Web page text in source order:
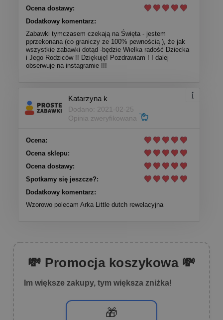
Ocena dostawy:
Dodatkowy komentarz:
Zabawki tymczasem czekają na Święta - jestem
pprzekonana (co graniczy ze 100% pewnością ), że jak
wszystkie zabawki dotąd -będzie Wielka radość Dziecka
i Jego Rodziców !! Dziękuję! Pozdrawiam ! I dalej
obserwuję na instagramie !!!
Katarzyna k
Dodano: 2021-02-25
Opinia zweryfikowana
Ocena:
Ocena sklepu:
Ocena dostawy:
Spotkamy się jeszcze?:
Dodatkowy komentarz:
Wzorowo polecam Arka Little dutch rewelacyjna
💸 Promocja koszykowa 💸
Im większe zakupy, tym większa zniżka!
🎁